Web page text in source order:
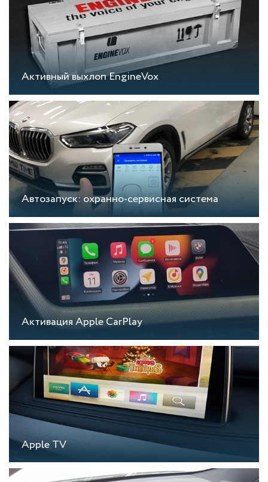
Активный выхлоп EngineVox
Автозапуск: охранно-сервисная система
Активация Apple CarPlay
Apple TV